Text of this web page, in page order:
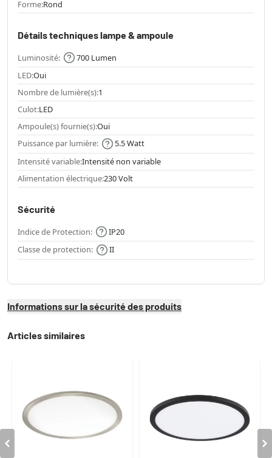
Forme:Rond
Détails techniques lampe & ampoule
Luminosité:
700 Lumen
LED:Oui
Nombre de lumière(s):1
Culot:LED
Ampoule(s) fournie(s):Oui
Puissance par lumière:
5.5 Watt
Intensité variable:Intensité non variable
Alimentation électrique:230 Volt
Sécurité
Indice de Protection:
IP20
Classe de protection:
II
Informations sur la sécurité des produits
Articles similaires